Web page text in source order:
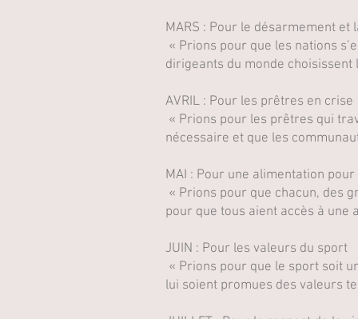
MARS : Pour le désarmement et
« Prions pour que les nations
dirigeants du monde
AVRIL : Pour les prêtres en crise
« Prions pour les prêtres qui
nécessaire et que les
MAI : Pour une alimentation pour
« Prions pour que chacun, des
pour que tous aient accès à une
JUIN : Pour les valeurs du sport
« Prions pour que le sport soit
lui soient promues des valeurs